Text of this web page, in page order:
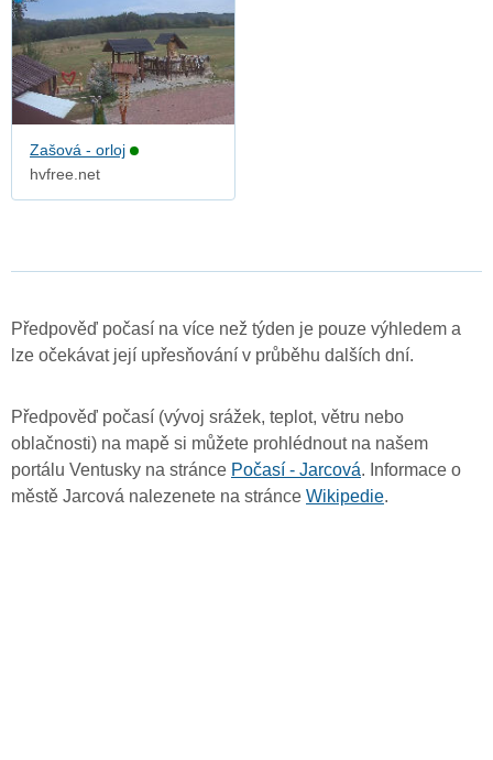
Zašová - orloj
hvfree.net
Předpověď počasí na více než týden je pouze výhledem a
lze očekávat její upřesňování v průběhu dalších dní.
Předpověď počasí (vývoj srážek, teplot, větru nebo
oblačnosti) na mapě si můžete prohlédnout na našem
portálu Ventusky na stránce Počasí - Jarcová. Informace o
městě Jarcová nalezenete na stránce Wikipedie.